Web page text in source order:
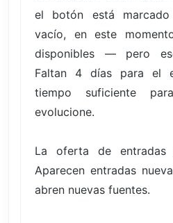
el botón está
vacío, en este
disponibles — pero
Faltan 4 días para el
tiempo suficiente
evolucione.
La oferta de entradas
Aparecen entradas
abren nuevas fuentes.